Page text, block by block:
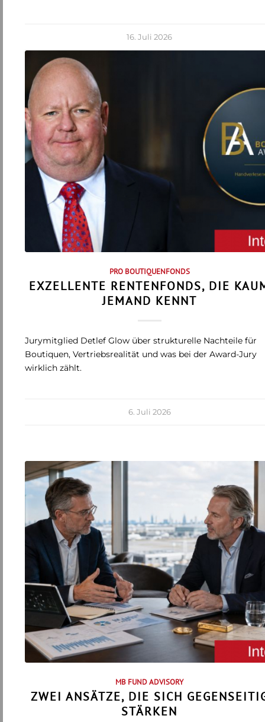
16. Juli 2026
PRO BOUTIQUENFONDS
EXZELLENTE RENTENFONDS, DIE
JEMAND KENNT
Jurymitglied Detlef Glow über strukturelle Nachteile für
Boutiquen, Vertriebsrealität und was bei der Award-Jury
wirklich zählt.
6. Juli 2026
MB FUND ADVISORY
ZWEI ANSÄTZE, DIE SICH
STÄRKEN